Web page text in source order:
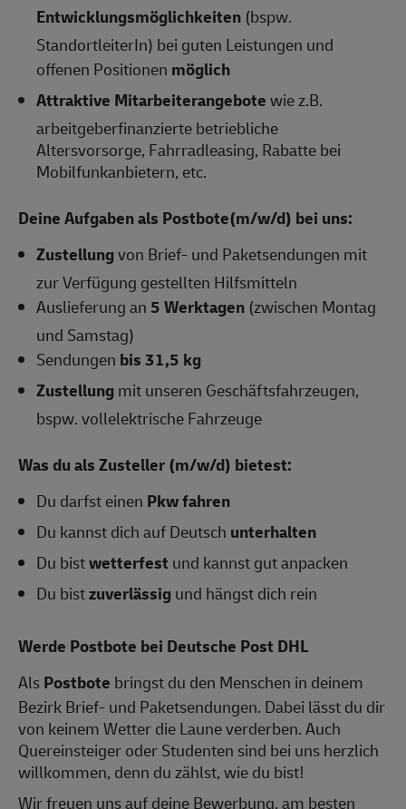
Entwicklungsmöglichkeiten (bspw.
StandortleiterIn) bei guten Leistungen und
offenen Positionen möglich
Attraktive Mitarbeiterangebotewie z.B.
arbeitgeberfinanzierte betriebliche
Altersvorsorge, Fahrradleasing, Rabatte bei
Mobilfunkanbietern, etc.
Deine Aufgaben als Postbote(m/w/d) bei uns:
Zustellungvon Brief- und Paketsendungen mit
zur Verfügung gestellten Hilfsmitteln
Auslieferung an5 Werktagen (zwischen Montag
und Samstag)
Sendungen bis 31,5 kg
Zustellungmit unseren Geschäftsfahrzeugen,
bspw. vollelektrische Fahrzeuge
Was du als Zusteller (m/w/d) bietest:
Du darfst einen Pkw fahren
Du kannst dich auf Deutsch unterhalten
Du bistwetterfest und kannst gut anpacken
Du bistzuverlässigund hängst dich rein
Werde Postbote bei Deutsche Post DHL
AlsPostbote bringst du den Menschen in deinem
Bezirk Brief- und Paketsendungen. Dabei lässt du dir
von keinem Wetter die Laune verderben. Auch
Quereinsteiger oder Studenten sind bei uns herzlich
willkommen, denn du zählst, wie du bist!
Wir freuen uns auf deine Bewerbung, am besten